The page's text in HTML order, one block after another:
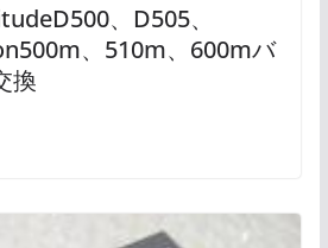
、D505、
、510m、600mバ
換